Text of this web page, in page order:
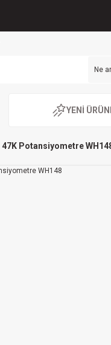
YENİ
47K Potansiyometre